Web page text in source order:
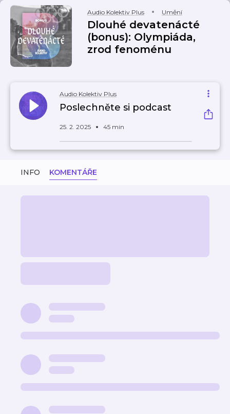
Audio Kolektiv Plus Umění
Dlouhé devatenácté
(bonus): Olympiáda,
zrod fenoménu
Audio Kolektiv Plus
Poslechněte si podcast
25. 2. 2025 45 min
INFO KOMENTÁŘE